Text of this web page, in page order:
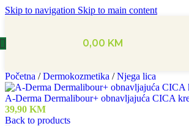
Skip to navigation Skip to main content
0,00 KM
Početna / Dermokozmetika / Njega lica
A-Derma Dermalibour+ obnavljajuća CICA
39,90 KM
Back to products